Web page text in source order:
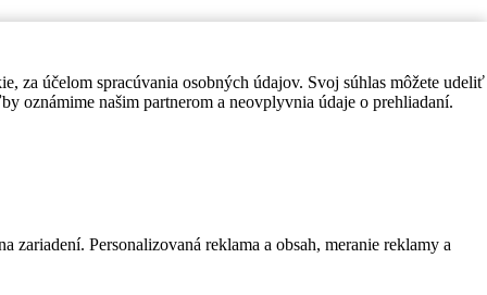
za účelom spracúvania osobných údajov. Svoj súhlas môžete udeliť
oznámime našim partnerom a neovplyvnia údaje o prehliadaní.
Personalizovaná reklama a obsah, meranie reklamy a